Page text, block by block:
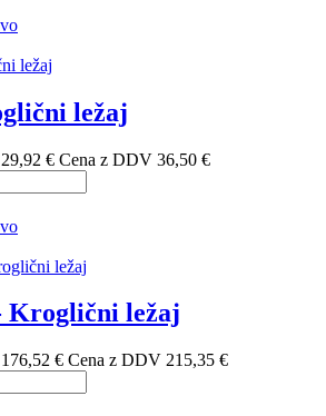
ležaj
29,92 € Cena z DDV 36,50 €
Kroglični ležaj
176,52 € Cena z DDV 215,35 €